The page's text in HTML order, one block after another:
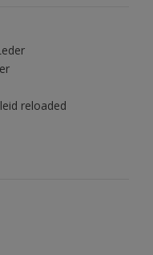
reloaded